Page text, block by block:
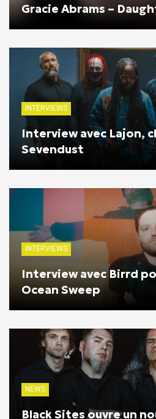
Gracie Abrams –
INTERVIEWS
Interview avec Lajon,
Sevendust
INTERVIEWS
Interview avec Birrd
Ocean Sweep
NEWS
Black Sites ouvre un